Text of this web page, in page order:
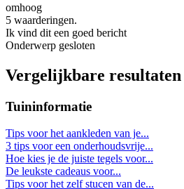
omhoog
5 waarderingen.
Ik vind dit een goed bericht
Onderwerp gesloten
Vergelijkbare resultaten
Tuininformatie
Tips voor het aankleden van je...
3 tips voor een onderhoudsvrije...
Hoe kies je de juiste tegels voor...
De leukste cadeaus voor...
Tips voor het zelf stucen van de...